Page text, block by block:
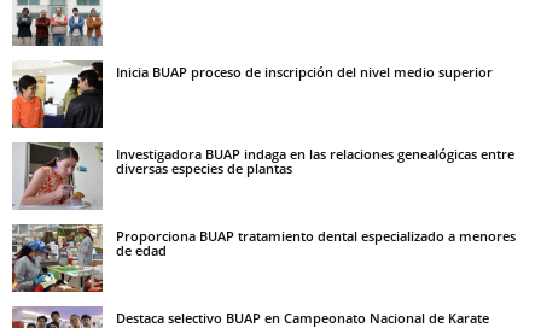
Inicia BUAP proceso de inscripción del nivel medio superior
Investigadora BUAP indaga en las relaciones genealógicas entre
diversas especies de plantas
Proporciona BUAP tratamiento dental especializado a menores
de edad
Destaca selectivo BUAP en Campeonato Nacional de Karate